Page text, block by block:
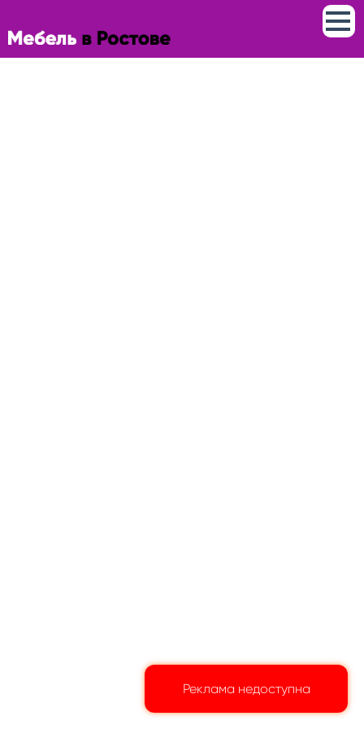
Реклама недоступна